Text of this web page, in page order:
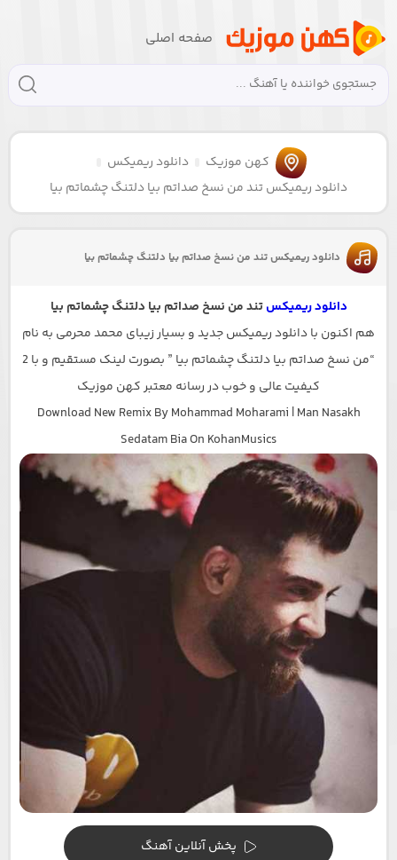
صفحه اصلی
کهن موزیک
دانلود ریمیکس
دانلود ریمیکس تند من نسخ صداتم بیا دلتنگ چشماتم بیا
دانلود ریمیکس تند من نسخ صداتم بیا دلتنگ چشماتم بیا
دانلود ریمیکستند من نسخ صداتم بیا دلتنگ چشماتم بیا
هم اکنون با دانلود ریمیکس جدید و بسیار زیبای محمد محرمی به نام
“من نسخ صداتم بیا دلتنگ چشماتم بیا ” بصورت لینک مستقیم و با 2
کیفیت عالی و خوب در رسانه معتبر کهن موزیک
Download New Remix By Mohammad Moharami | Man Nasakh
Sedatam Bia On KohanMusics
پخش آنلاین آهنگ